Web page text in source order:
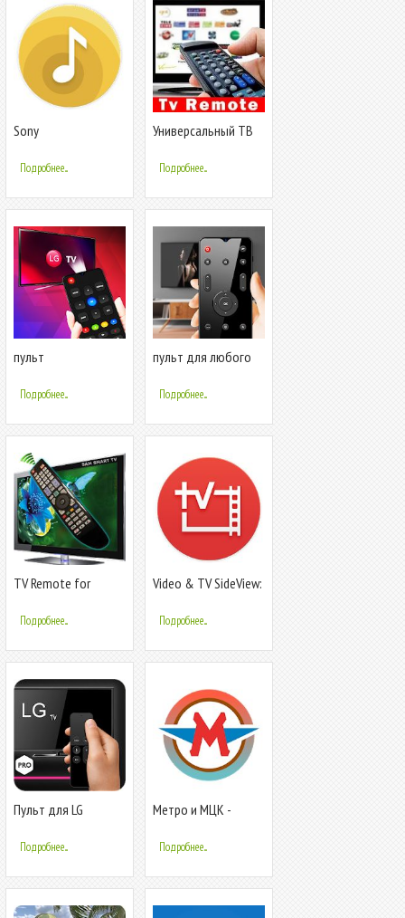
Sony
Подробнее...
Универсальный ТВ
Подробнее...
пульт
управления для LG
TV
Подробнее...
пульт для любого
универсальный
Подробнее...
TV Remote for
Подробнее...
Video & TV SideView:
Подробнее...
Пульт для LG
Подробнее...
Метро и МЦК -
пересадки
Подробнее...